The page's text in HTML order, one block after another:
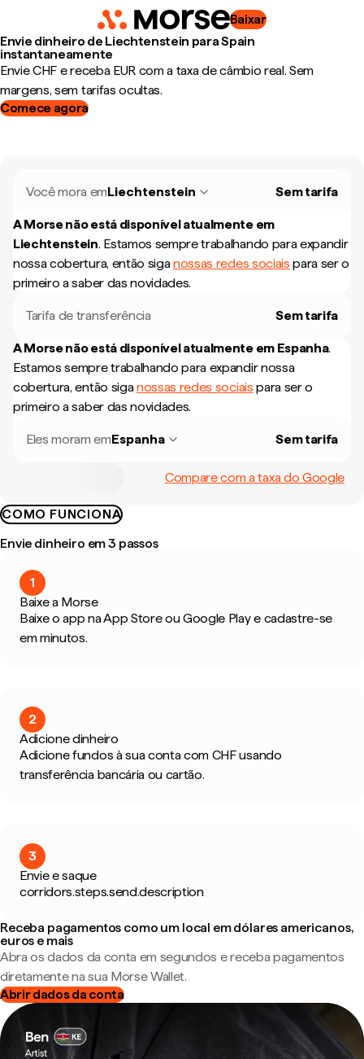
Baixar
Envie dinheiro de Liechtenstein para Spain
instantaneamente
Envie CHF e receba EUR com a taxa de câmbio real. Sem
margens, sem tarifas ocultas.
Comece agora
Você mora emLiechtenstein Sem tarifa
A Morse não está disponível atualmente em
Liechtenstein. Estamos sempre trabalhando para expandir
nossa cobertura, então siganossas redes sociais para ser o
primeiro a saber das novidades.
Tarifa de transferência Sem tarifa
A Morse não está disponível atualmente em Espanha.
Estamos sempre trabalhando para expandir nossa
cobertura, então siganossas redes sociais para ser o
primeiro a saber das novidades.
Eles moram emEspanha Sem tarifa
Compare com a taxa do Google
COMO FUNCIONA
Envie dinheiro em 3 passos
1
Baixe a Morse
Baixe o app na App Store ou Google Play e cadastre-se
em minutos.
2
Adicione dinheiro
Adicione fundos à sua conta com CHF usando
transferência bancária ou cartão.
3
Envie e saque
corridors.steps.send.description
Receba pagamentos como um local em dólares americanos,
euros e mais
Abra os dados da conta em segundos e receba pagamentos
diretamente na sua Morse Wallet.
Abrir dados da conta